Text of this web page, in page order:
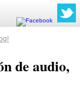
de audio,